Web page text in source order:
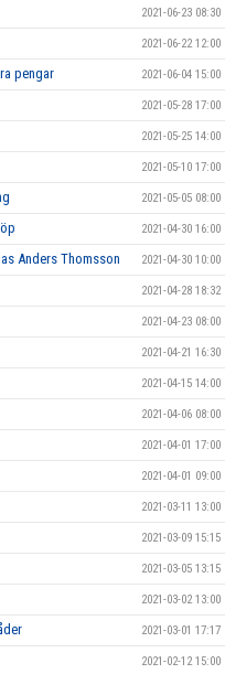
2021-06-23 08:30
2021-06-22 12:00
pengar 2021-06-04 15:00
2021-05-28 17:00
2021-05-25 14:00
2021-05-10 17:00
2021-05-05 08:00
2021-04-30 16:00
Anders Thomsson 2021-04-30 10:00
2021-04-28 18:32
2021-04-23 08:00
2021-04-21 16:30
2021-04-15 14:00
2021-04-06 08:00
2021-04-01 17:00
2021-04-01 09:00
2021-03-11 13:00
2021-03-09 15:15
2021-03-05 13:15
2021-03-02 13:00
2021-03-01 17:17
2021-02-12 15:00